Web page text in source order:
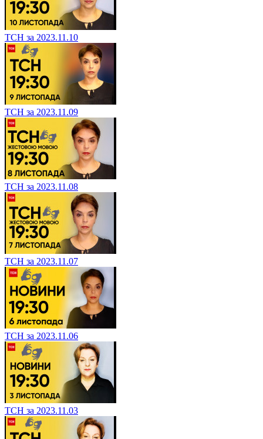
ТСН за 2023.11.10
ТСН за 2023.11.09
ТСН за 2023.11.08
ТСН за 2023.11.07
ТСН за 2023.11.06
ТСН за 2023.11.03